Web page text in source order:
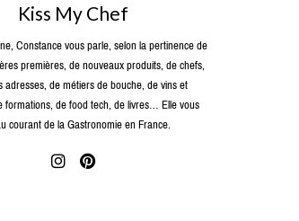
Kiss My Chef
Constance vous parle, selon la pertinence de
premières, de nouveaux produits, de chefs,
adresses, de métiers de bouche, de vins et
formations, de food tech, de livres… Elle vous
courant de la Gastronomie en France.